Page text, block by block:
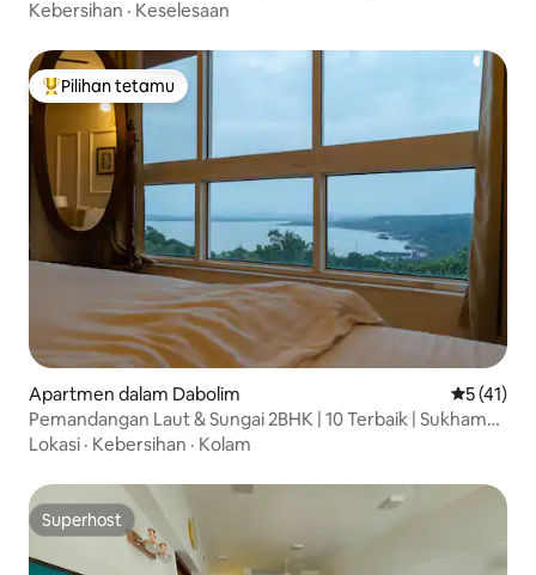
resort
Kebersihan · Keselesaan
Pilihan utama tetamu
Pilihan tetamu
Apartmen dalam Dabolim
5 (41)
Pemandangan Laut & Sungai 2BHK | 10 Terbaik | Sukham
Stays
Lokasi · Kebersihan · Kolam
Superhost
Superhost